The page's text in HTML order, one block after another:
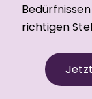
richtigen